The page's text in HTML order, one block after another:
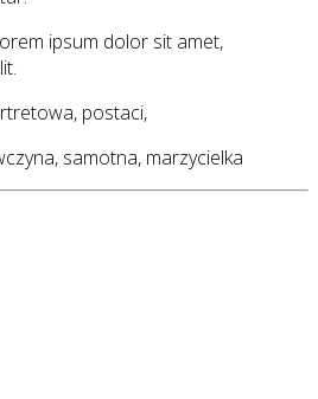
ipsum dolor sit amet,
postaci,
samotna, marzycielka